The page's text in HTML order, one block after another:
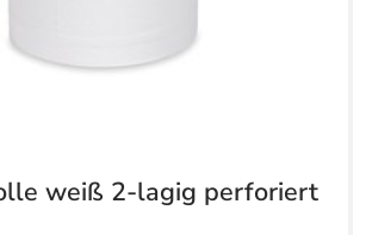
weiß 2-lagig perforiert